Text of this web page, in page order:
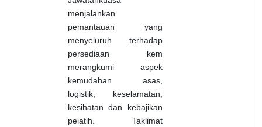
menjalankan
pemantauan yang
menyeluruh terhadap
persediaan kem
merangkumi aspek
kemudahan asas,
logistik, keselamatan,
kesihatan dan kebajikan
pelatih. Taklimat